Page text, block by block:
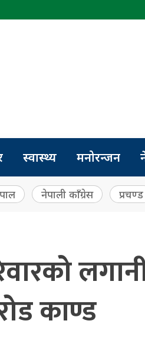
स्वास्थ्य मनोरन्जन
नेपाली काँग्रेस प्रचण्ड
काण्ड